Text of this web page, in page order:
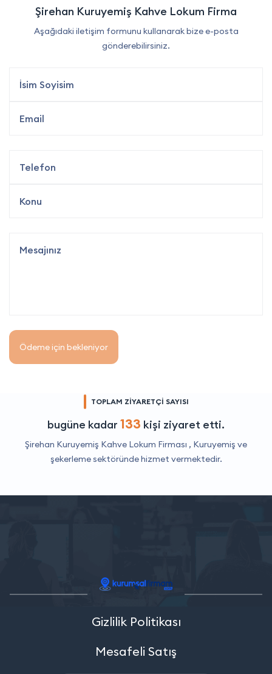
Şirehan Kuruyemiş Kahve Lokum Firma
Aşağıdaki iletişim formunu kullanarak bize e-posta
gönderebilirsiniz.
Ödeme için bekleniyor
TOPLAM ZİYARETÇİ SAYISI
bugüne kadar 133 kişi ziyaret etti.
Şirehan Kuruyemiş Kahve Lokum Firması , Kuruyemiş ve
şekerlemesektöründe hizmet vermektedir.
Gizlilik Politikası
Mesafeli Satış